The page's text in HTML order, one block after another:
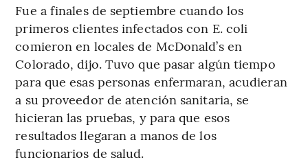
Fue a finales de septiembre cuando los
primeros clientes infectados con E. coli
comieron en locales de McDonald’s en
Colorado, dijo. Tuvo que pasar algún tiempo
para que esas personas enfermaran, acudieran
a su proveedor de atención sanitaria, se
hicieran las pruebas, y para que esos
resultados llegaran a manos de los
funcionarios de salud.